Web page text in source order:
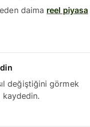
daima reel piyasa
değiştiğini görmek